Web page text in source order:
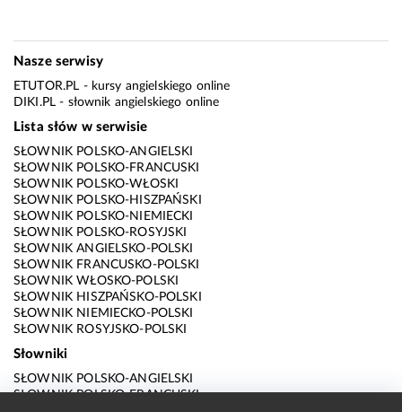
Nasze serwisy
ETUTOR.PL - kursy angielskiego online
DIKI.PL - słownik angielskiego online
Lista słów w serwisie
SŁOWNIK POLSKO-ANGIELSKI
SŁOWNIK POLSKO-FRANCUSKI
SŁOWNIK POLSKO-WŁOSKI
SŁOWNIK POLSKO-HISZPAŃSKI
SŁOWNIK POLSKO-NIEMIECKI
SŁOWNIK POLSKO-ROSYJSKI
SŁOWNIK ANGIELSKO-POLSKI
SŁOWNIK FRANCUSKO-POLSKI
SŁOWNIK WŁOSKO-POLSKI
SŁOWNIK HISZPAŃSKO-POLSKI
SŁOWNIK NIEMIECKO-POLSKI
SŁOWNIK ROSYJSKO-POLSKI
Słowniki
SŁOWNIK POLSKO-ANGIELSKI
SŁOWNIK POLSKO-FRANCUSKI